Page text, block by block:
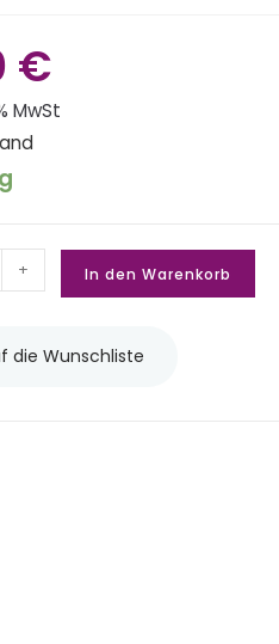
€
MwSt
+ In den Warenkorb
die Wunschliste